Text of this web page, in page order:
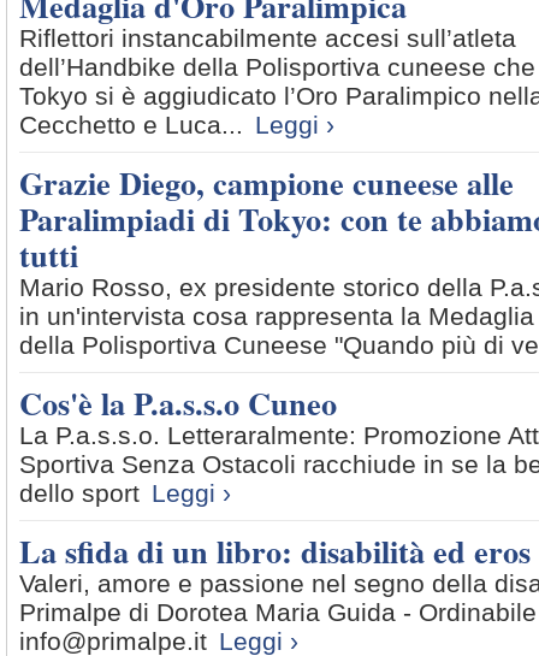
Riflettori instancabilmente accesi sull’atleta
dell’Handbike della Polisportiva cuneese
Tokyo si è aggiudicato l’Oro Paralimpico
Cecchetto e Luca... Leggi ›
Grazie Diego, campione cuneese alle
Paralimpiadi di Tokyo: con te
tutti
Mario Rosso, ex presidente storico della
in un'intervista cosa rappresenta la
della Polisportiva Cuneese "Quando più di
Cos'è la P.a.s.s.o Cuneo
La P.a.s.s.o. Letteraralmente: Promozione
Sportiva Senza Ostacoli racchiude in se la
dello sport Leggi ›
La sfida di un libro: disabilità ed eros
Valeri, amore e passione nel segno della
Primalpe di Dorotea Maria Guida -
info@primalpe.it Leggi ›